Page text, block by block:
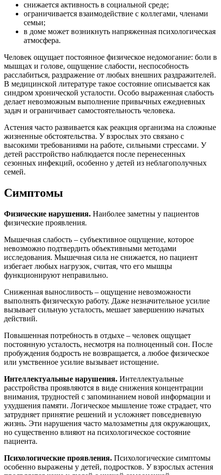
снижается активность в социальной среде;
ограничивается взаимодействие с коллегами, членами
семьи;
в доме может возникнуть напряженная психологическая
атмосфера.
Человек ощущает постоянное физическое недомогание: боли в
мышцах и голове, ощущение слабости, неспособность
расслабиться, раздражение от любых внешних раздражителей.
В медицинской литературе такое состояние описывается как
синдром хронической усталости. Особо выраженная слабость
делает невозможным выполнение привычных ежедневных
задач и ограничивает самостоятельность человека.
Астения часто развивается как реакция организма на сложные
жизненные обстоятельства. У взрослых это связано с
высокими требованиями на работе, сильными стрессами. У
детей расстройство наблюдается после перенесенных
сезонных инфекций, особенно у детей из неблагополучных
семей.
Симптомы
Физические нарушения. Наиболее заметны у пациентов
физические проявления.
Мышечная слабость – субъективное ощущение, которое
невозможно подтвердить объективными методами
исследования. Мышечная сила не снижается, но пациент
избегает любых нагрузок, считая, что его мышцы
функционируют неправильно.
Сниженная выносливость – ощущение невозможности
выполнять физическую работу. Даже незначительное усилие
вызывает сильную усталость, мешает завершению начатых
действий.
Повышенная потребность в отдыхе – человек ощущает
постоянную усталость, несмотря на полноценный сон. После
пробуждения бодрость не возвращается, а любое физическое
или умственное усилие вызывает истощение.
Интеллектуальные нарушения. Интеллектуальные
расстройства проявляются в виде снижения концентрации
внимания, трудностей с запоминанием новой информации и
ухудшения памяти. Логическое мышление тоже страдает, что
затрудняет принятие решений и усложняет повседневную
жизнь. Эти нарушения часто малозаметны для окружающих,
но существенно влияют на психологическое состояние
пациента.
Психологические проявления. Психологические симптомы
особенно выражены у детей, подростков. У взрослых астения